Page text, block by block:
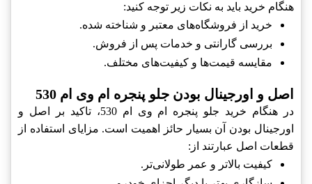
هنگام خرید باید به نکات زیر توجه کنید:
خرید از فروشگاه‌های معتبر و شناخته شده.
بررسی گارانتی و خدمات پس از فروش.
مقایسه قیمت‌ها و کیفیت‌های مختلف.
اصل و اورجینال بودن جلو پنجره ام وی ام 530
در هنگام خرید جلو پنجره ام وی ام 530، تاکید بر اصل و
اورجینال بودن آن بسیار حائز اهمیت است. مزایای استفاده از
قطعات اصل عبارتند از:
کیفیت بالاتر و عمر طولانی‌تر.